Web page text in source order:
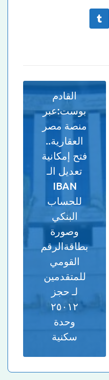
القادم
بوست:عبر
منصة مصر
العقارية..
فتح إمكانية
تعديل الـ
IBAN
للحساب
البنكي
وصورة
بطاقةالرقم
القومي
للمتقدمين
لـ حجز
٢٥٠١٢
وحدة
سكنية